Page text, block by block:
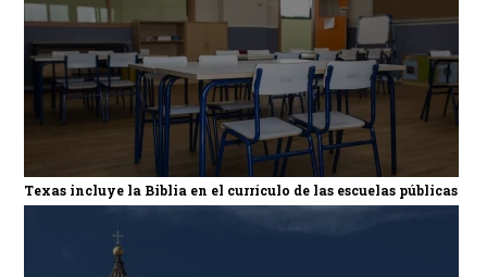
Texas incluye la Biblia en el currículo de las escuelas públicas